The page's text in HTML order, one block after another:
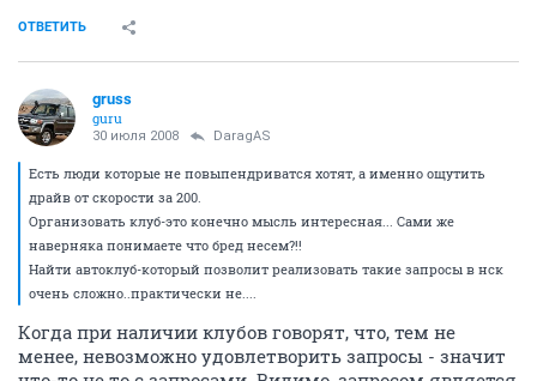
ОТВЕТИТЬ
gruss
guru
30 июля 2008 DaragAS
Есть люди которые не повыпендриватся хотят, а именно ощутить
драйв от скорости за 200.
Организовать клуб-это конечно мысль интересная... Сами же
наверняка понимаете что бред несем?!!
Найти автоклуб-который позволит реализовать такие запросы в нск
очень сложно..практически не....
Когда при наличии клубов говорят, что, тем не
менее, невозможно удовлетворить запросы - значит